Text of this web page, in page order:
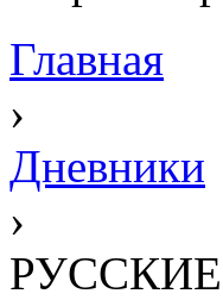
Главная
›
Дневники
›